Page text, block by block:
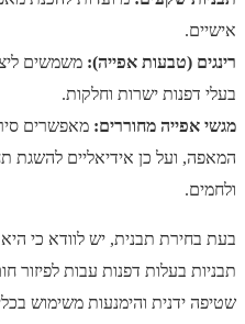
אישיים.
רינגים (טבעות אפייה): משמשים
בעלי דפנות ישרות וחלקות.
מגשי אפייה מחוררים: מאפשרים
המאפה, ועל כן אידיאליים להשגת
ולחמים.
בעת בחירת תבנית, יש לוודא כי
תבניות בעלות דפנות עבות לפיזור
שטיפה ידנית והימנעות משימוש